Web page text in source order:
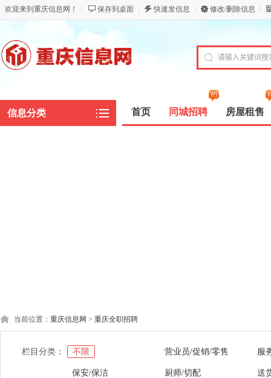
欢迎来到重庆信息网！ 保存到桌面 快速发信息 修改/删除信息
信息分类 首页 同城招聘 房屋租售
当前位置： 重庆信息网 > 重庆全职招聘
栏目分类： 不限 营业员/促销/零售 服
保安/保洁 厨师/切配 送